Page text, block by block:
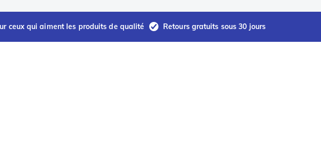
ceux qui aiment les produits de qualité Retours gratuits sous 30 jours